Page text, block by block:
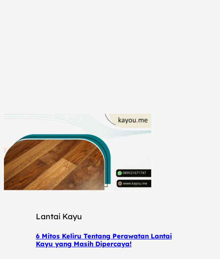
Lantai Kayu
6 Mitos Keliru Tentang Perawatan Lantai
Kayu yang Masih Dipercaya!